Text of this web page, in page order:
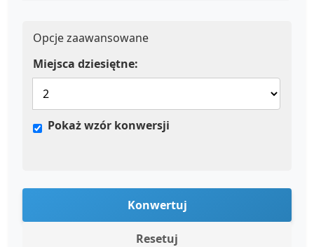
Opcje zaawansowane
Miejsca dziesiętne:
Pokaż wzór konwersji
Konwertuj
Resetuj